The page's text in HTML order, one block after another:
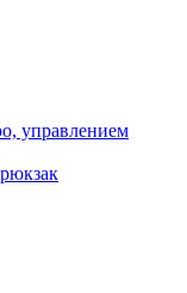
управлением